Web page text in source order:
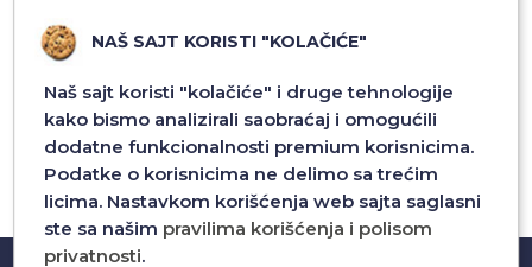
NAŠ SAJT KORISTI "KOLAČIĆE"
Naš sajt koristi "kolačiće" i druge tehnologije
kako bismo analizirali saobraćaj i omogućili
dodatne funkcionalnosti premium korisnicima.
Podatke o korisnicima ne delimo sa trećim
licima. Nastavkom korišćenja web sajta saglasni
ste sa našim pravilima korišćenja i polisom
privatnosti.